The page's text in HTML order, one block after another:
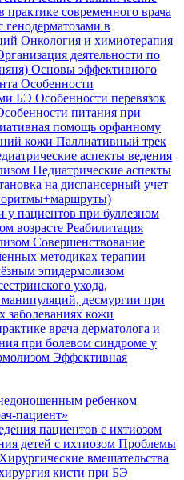
современного врача
в
Онкология и химиотерапия
деятельности по
Основы эффективного
Особенности
БЭ Особенности перевязок
питания при
помощь орфанному
кожи Паллиативный трек
аспекты ведения
Педиатрические аспекты
на диспансерный учет
у пациентов при буллезном
возрасте Реабилитация
Совершенствование
методиках терапии
эпидермолизом
ухода,
десмургии при
заболеваниях кожи
врача дерматолога и
при болевом синдроме у
Эффективная
ребенком
пациент»
пациентов с ихтиозом
детей с ихтиозом Проблемы
Хирургические вмешательства
кисти при БЭ